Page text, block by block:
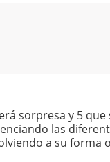
sorpresa y 5
las
a su forma